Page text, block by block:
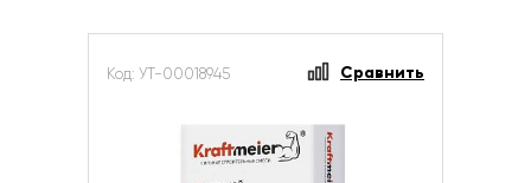
Код: УТ-00018945 Сравнить